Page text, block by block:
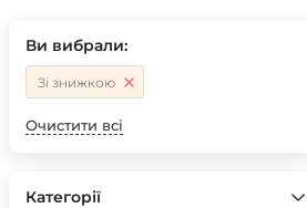
Ви вибрали:
Зі знижкою
Очистити всі
Категорії